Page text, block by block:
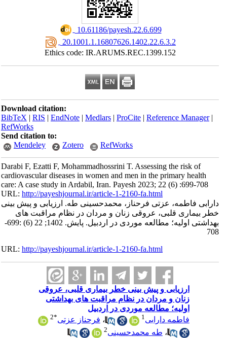
‎ 10.61186/payesh.22.6.699
‎ 20.1001.1.16807626.1402.22.6.3.2
Ethics code: IR.ARUMS.REC.1399.152
Download citation:
BibTeX|RIS|EndNote|Medlars|ProCite|Reference Manager
RefWorks
Send citation to:
Mendeley
Zotero RefWorks
Darabi F, Ezatti F, Mohammadhossrini T. Assessing the risk of
cardiovascular diseases in women and men in the primary health
care: A case study in Ardabil, Iran. Payesh 2023; 22 (6) :699-708
URL:http://payeshjournal.ir/article-1-2160-fa.html
دارابی فاطمه، عزتی فرحناز، محمدحسینی طه. ارزیابی و پیش بینی
خطر بیماری قلبی، عروقی زنان و مردان در نظام مراقبت های
بهداشتی اولیه؛ مطالعه موردی در اردبیل. پایش. 1402; 22 (6) :699-
708
URL:http://payeshjournal.ir/article-1-2160-fa.html
ارزیابی و پیش بینی خطر بیماری قلبی، عروقی
زنان و مردان در نظام مراقبت های بهداشتی
اولیه؛ مطالعه موردی در اردبیل
فاطمه دارابی
،فرحناز عزتی 2
،طه محمدحسینی